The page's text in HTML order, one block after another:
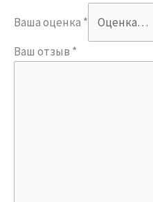
Ваша оценка *
Ваш отзыв *